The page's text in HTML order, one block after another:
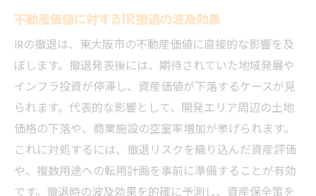
不動産価値に対するIR撤退の波及効果
IRの撤退は、東大阪市の不動産価値に直接的な影響を及
ぼします。撤退発表後には、期待されていた地域発展や
インフラ投資が停滞し、資産価値が下落するケースが見
られます。代表的な影響として、開発エリア周辺の土地
価格の下落や、商業施設の空室率増加が挙げられます。
これに対処するには、撤退リスクを織り込んだ資産評価
や、複数用途への転用計画を事前に準備することが有効